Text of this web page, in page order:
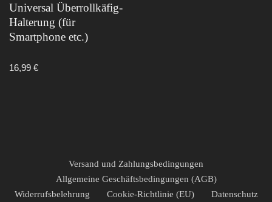
Universal Überrollkäfig-
Halterung (für
Smartphone etc.)
Bewertet mit
5.00
16,99 €
Versand und Zahlungsbedingungen
Allgemeine Geschäftsbedingungen (AGB)
Widerrufsbelehrung
Cookie-Richtlinie (EU) Datenschutz